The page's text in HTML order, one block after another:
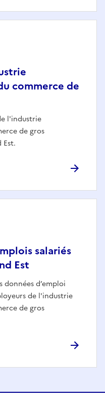
commerce de
l'industrie
de gros
salariés
Est
données d’emploi
de l'industrie
de gros